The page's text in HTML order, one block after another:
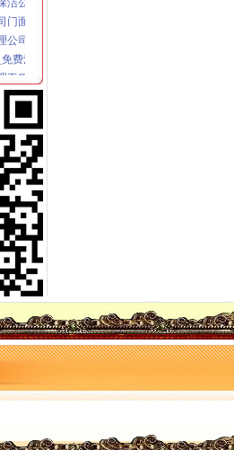
门面门市办公区,底价转让】-重庆我
公司-重庆九龙坡陈家坪商标注册-今天
费注册公司营业执照许可证可提供
工程施工招标公告-中国采招网
时间(图)-重庆美食-大众点评网
保洁公司_陈家坪开荒保洁价格
家坪歇台子电中心周边管道疏通
庆川维渝办招待所酒店预订_重庆川维
酒店】重庆恒源办公家具有限责任公
社陈家坪分社_【信用信息_诉讼信息
修案例
市容市貌和消防安全？_重庆市
其它装修
这件事再不办,麻烦就大了_
”货-搜狐新闻中心
闻中心
老人买保健食品的--重庆频道--人民网
交车到达陈家坪汽车站？_百度知道
分析-重庆乐居
集区公共汽车的恳求_重庆市公
至大堰塘段）-十环招标网